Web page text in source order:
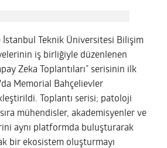
Teknik Üniversitesi Bilişim
iş birliğiyle düzenlenen
Zeka Toplantıları” serisinin ilk
da Memorial Bahçelievler
Toplantı serisi; patoloji
mühendisler, akademisyenler ve
aynı platformda buluşturarak
bir ekosistem oluşturmayı